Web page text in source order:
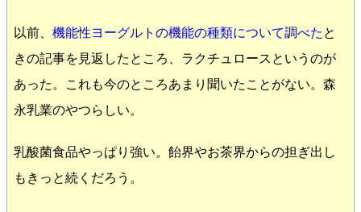
以前、 機能性ヨーグルトの機能の種類について調べた と
きの記事を見返したところ、ラクチュロースというのが
あった。これも今のところあまり聞いたことがない。森
永乳業のやつらしい。
乳酸菌食品やっぱり強い。飴界やお茶界からの担ぎ出し
もきっと続くだろう。